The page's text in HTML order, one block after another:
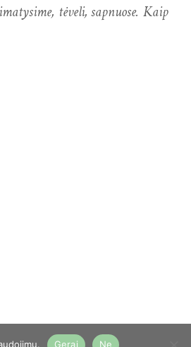
tėveli, sapnuose. Kaip
Gerai Ne